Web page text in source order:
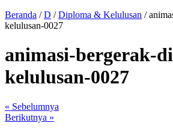
Beranda /D /Diploma & Kelulusan /
kelulusan-0027
animasi-bergerak-
kelulusan-0027
« Sebelumnya
Berikutnya »